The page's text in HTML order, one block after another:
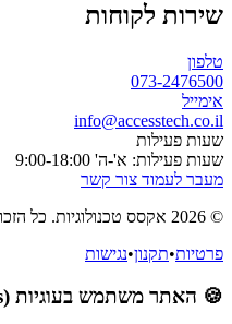
שירות לקוחות
טלפון
073-2476500
אימייל
info@accesstech.co.il
שעות פעילות
שעות פעילות: א'-ה' 9:00-18:00
מעבר לעמוד צור קשר
© 2026 אקסס טכנולוגיות. כל הזכויות שמורות.
פרטיות•תקנון•נגישות
🍪 האתר משתמש בעוגיות (Cookies)